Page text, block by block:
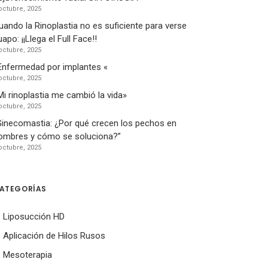
2025
la Rinoplastia no es suficiente para verse
¡¡Llega el Full Face!!
2025
por implantes «
2025
rinoplastia me cambió la vida»
2025
¿Por qué crecen los pechos en
y cómo se soluciona?”
2025
Liposucción HD
Aplicación de Hilos Rusos
Mesoterapia